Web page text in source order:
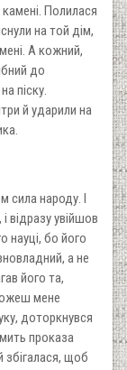
Полилася
на той дім,
А кожний,
до
піску.
й ударили на
сила народу. І
відразу увійшов
науці, бо його
а не
його та,
мене
доторкнувся
проказа
збігалася, щоб